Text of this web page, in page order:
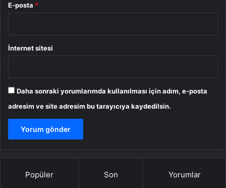
E-posta *
İnternet sitesi
Daha sonraki yorumlarımda kullanılması için adım, e-posta
adresim ve site adresim bu tarayıcıya kaydedilsin.
Popüler Son Yorumlar